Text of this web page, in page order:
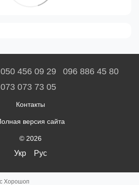
050 456 09 29
096 886 45 80
073 073 73 05
Контакты
версия сайта
© 2026
Укр Рус
Хорошоп